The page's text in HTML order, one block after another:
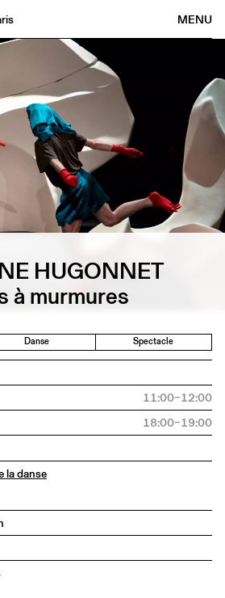
MENU
HUGONNET
à murmures
Danse Spectacle
11:00–12:00
18:00–19:00
la danse